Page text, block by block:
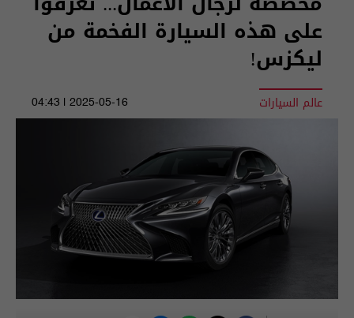
على هذه السيارة الفخمة من
ليكزس!
عالم السيارات 2025-05-16 | 04:43